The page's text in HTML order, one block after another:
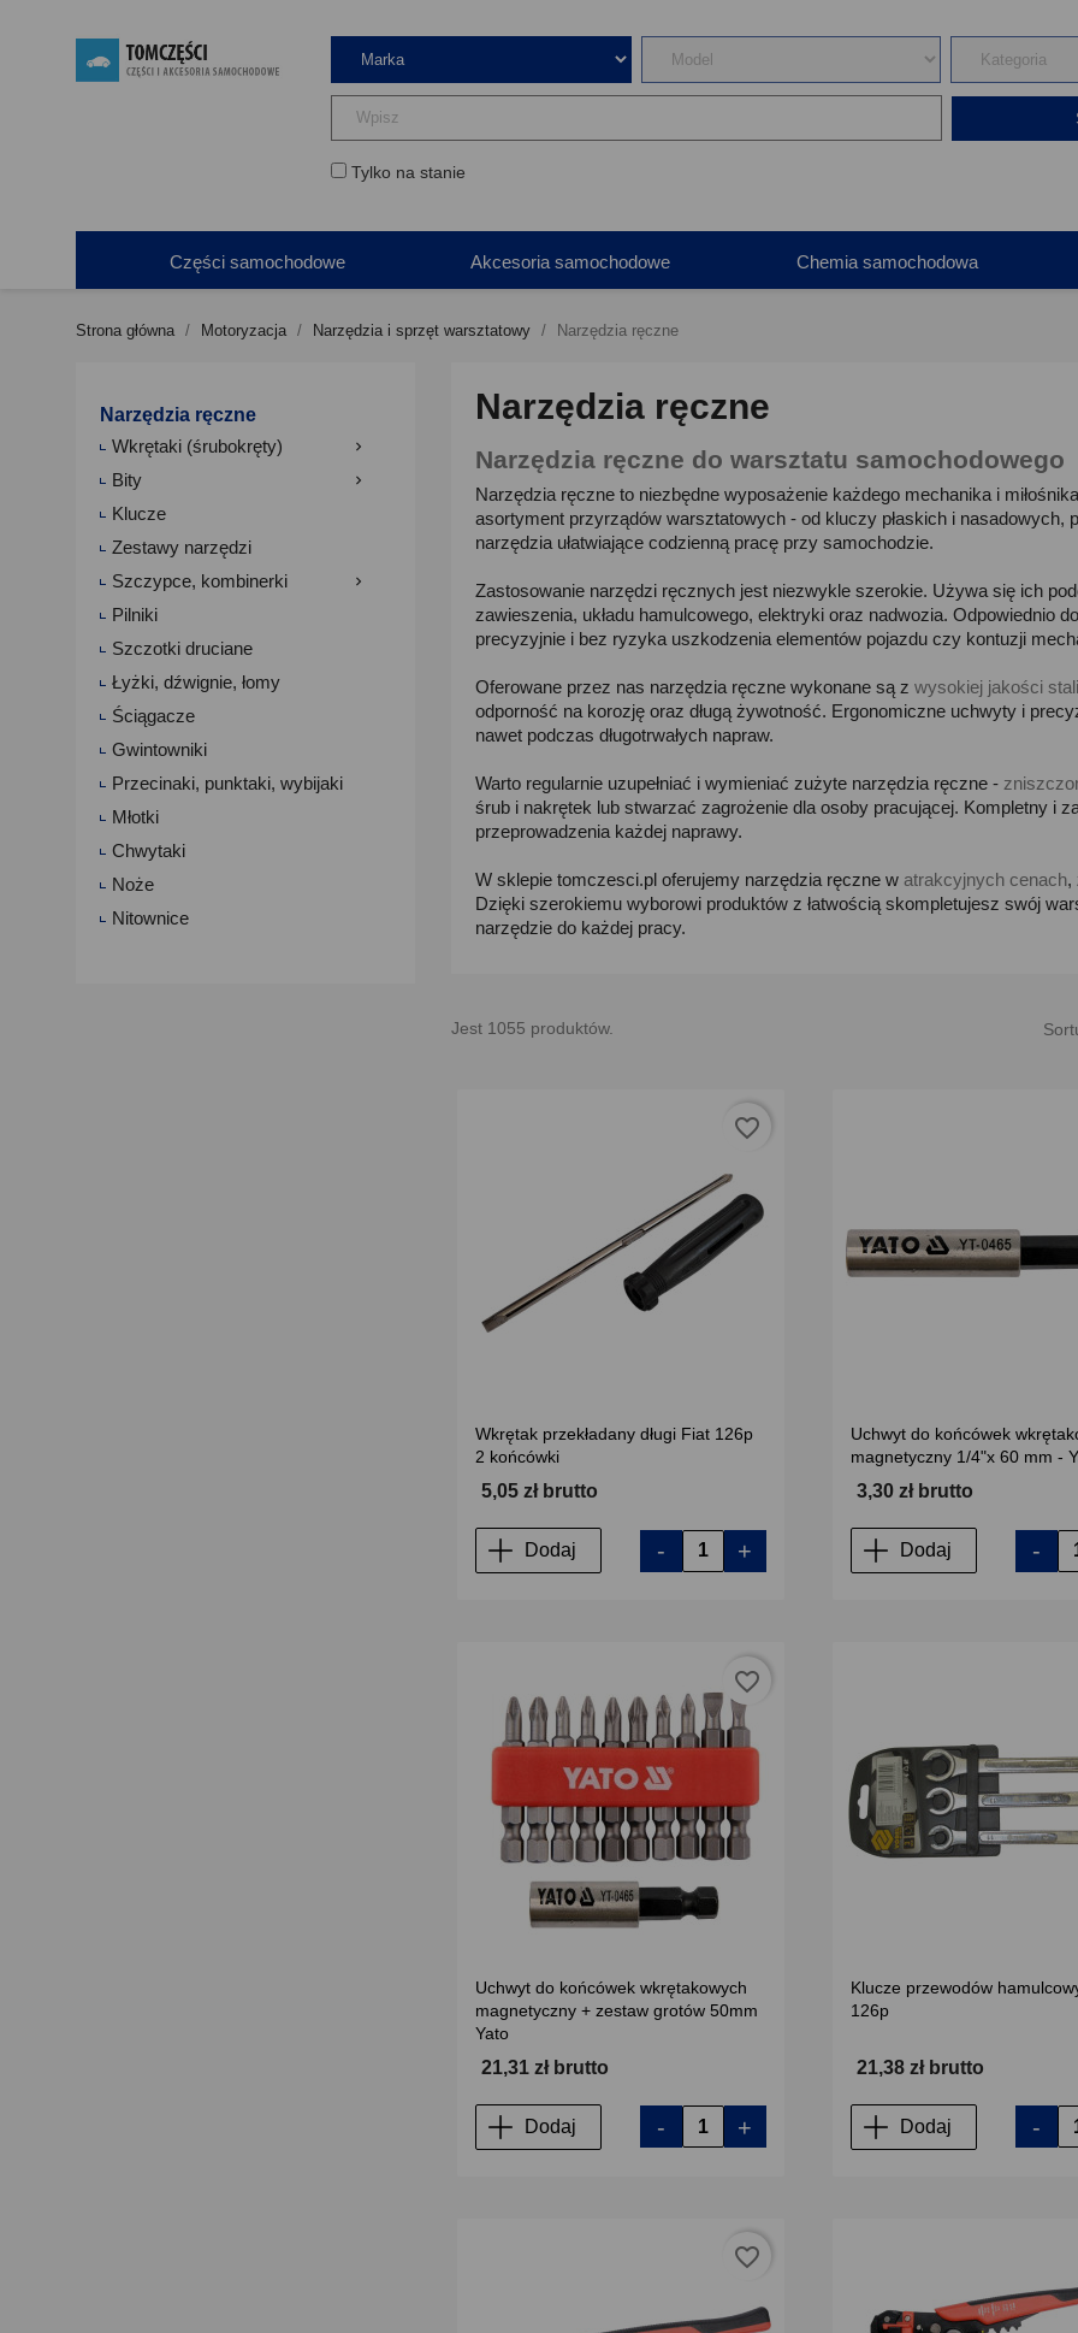
Tylko na stanie
Części samochodowe Akcesoria samochodowe Chemia samochodowa
Strona główna Motoryzacja Narzędzia i sprzęt warsztatowy Narzędzia ręczne
Narzędzia ręczne
Wkrętaki (śrubokręty)

Bity 
Klucze
Zestawy narzędzi
Szczypce, kombinerki

Pilniki
Szczotki druciane
Łyżki, dźwignie, łomy
Ściągacze
Gwintowniki
Przecinaki, punktaki, wybijaki
Młotki
Chwytaki
Noże
Nitownice
Narzędzia ręczne
Narzędzia ręczne do warsztatu samochodowego
Narzędzia ręczne to niezbędne wyposażenie każdego mechanika i
asortyment przyrządów warsztatowych - od kluczy płaskich i nasadowych,
narzędzia ułatwiające codzienną pracę przy samochodzie.
Zastosowanie narzędzi ręcznych jest niezwykle szerokie. Używa się ich
zawieszenia, układu hamulcowego, elektryki oraz nadwozia. Odpowiednio
precyzyjnie i bez ryzyka uszkodzenia elementów pojazdu czy kontuzji
Oferowane przez nas narzędzia ręczne wykonane są z wysokiej jakości stali
odporność na korozję oraz długą żywotność. Ergonomiczne uchwyty i
nawet podczas długotrwałych napraw.
Warto regularnie uzupełniać i wymieniać zużyte narzędzia ręczne -
śrub i nakrętek lub stwarzać zagrożenie dla osoby pracującej. Kompletny i
przeprowadzenia każdej naprawy.
W sklepie tomczesci.pl oferujemy narzędzia ręczne w atrakcyjnych cenach,
Dzięki szerokiemu wyborowi produktów z łatwością skompletujesz swój
narzędzie do każdej pracy.
Jest 1055 produktów.
Wkrętak przekładany długi Fiat 126p
2 końcówki
5,05 zł brutto
Dodaj - +
favorite_border
Uchwyt do końcówek
magnetyczny 1/4"x 60 mm -
3,30 zł brutto
Dodaj -
Uchwyt do końcówek wkrętakowych
magnetyczny + zestaw grotów 50mm
Yato
21,31 zł brutto
Dodaj - +
favorite_border
Klucze przewodów
126p
21,38 zł brutto
Dodaj -
favorite_border